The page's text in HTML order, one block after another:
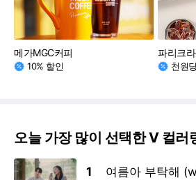
메가MGC커피
10% 할인
파리크
오늘 가장 많이 선택한 V 컬러
1 여름아 부탁해